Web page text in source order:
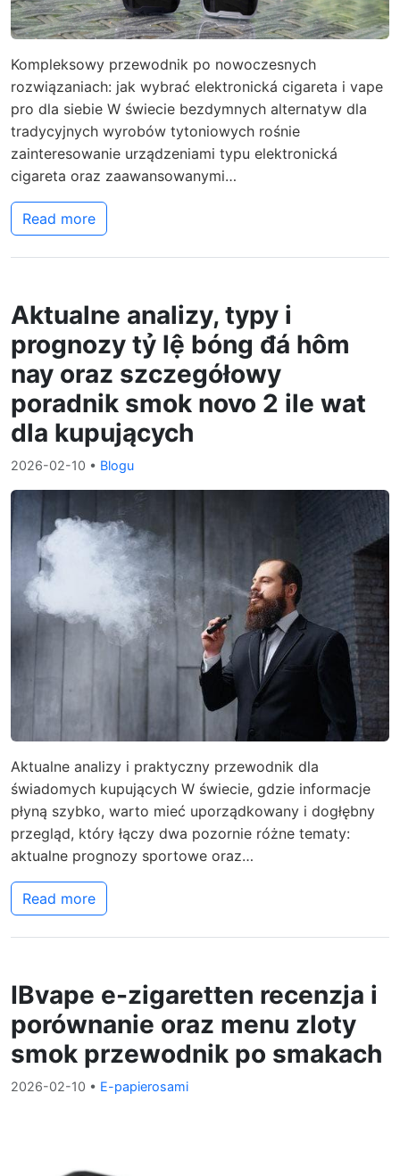
Kompleksowy przewodnik po nowoczesnych
rozwiązaniach: jak wybrać elektronická cigareta i vape
pro dla siebie W świecie bezdymnych alternatyw dla
tradycyjnych wyrobów tytoniowych rośnie
zainteresowanie urządzeniami typu elektronická
cigareta oraz zaawansowanymi…
Read more
Aktualne analizy, typy i
prognozy tỷ lệ bóng đá hôm
nay oraz szczegółowy
poradnik smok novo 2 ile wat
dla kupujących
2026-02-10 • Blogu
Aktualne analizy i praktyczny przewodnik dla
świadomych kupujących W świecie, gdzie informacje
płyną szybko, warto mieć uporządkowany i dogłębny
przegląd, który łączy dwa pozornie różne tematy:
aktualne prognozy sportowe oraz…
Read more
IBvape e-zigaretten recenzja i
porównanie oraz menu zloty
smok przewodnik po smakach
2026-02-10 • E-papierosami